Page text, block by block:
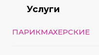
Услуги
ПАРИКМАХЕРСКИЕ